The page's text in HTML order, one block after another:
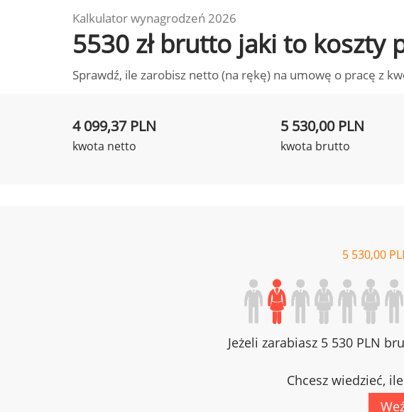
Kalkulator wynagrodzeń 2026
5530 zł brutto jaki to koszty
Sprawdź, ile zarobisz netto (na rękę) na umowę o pracę z
4 099,37 PLN
kwota netto
5 530,00 PLN
kwota brutto
5 530,00
Jeżeli zarabiasz 5 530 PLN
Chcesz wiedzieć,